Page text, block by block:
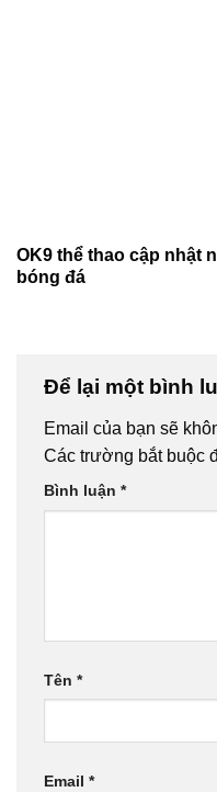
OK9 thể thao cập nhật
bóng đá
Để lại một bình
Email của bạn sẽ
Các trường bắt buộc
Bình luận *
Tên *
Email *